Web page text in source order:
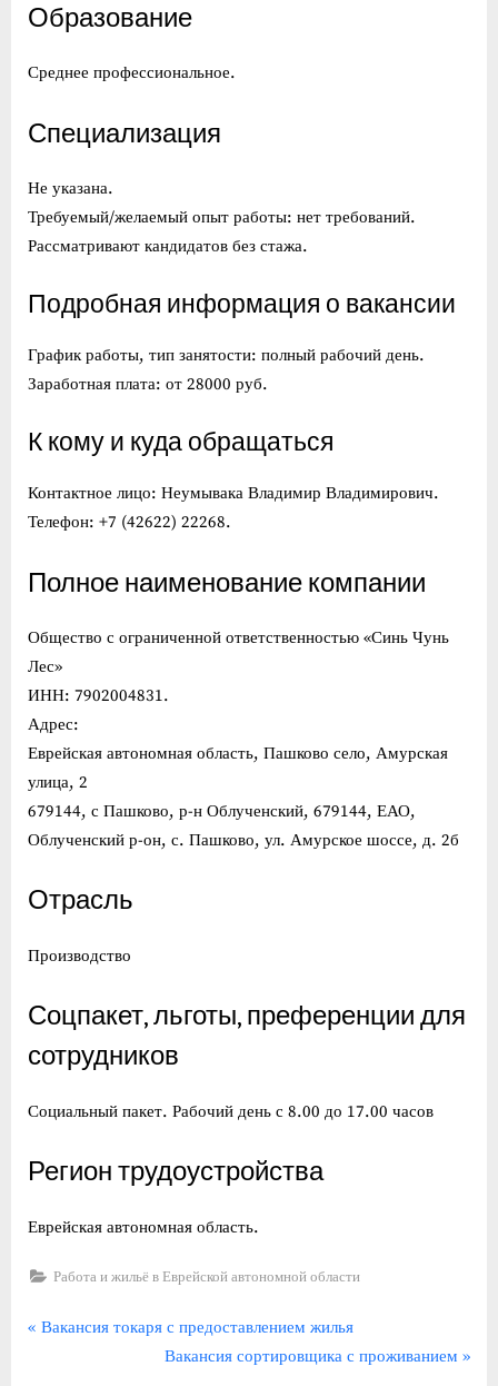
Образование
Среднее профессиональное.
Специализация
Не указана.
Требуемый/желаемый опыт работы: нет требований.
Рассматривают кандидатов без стажа.
Подробная информация о вакансии
График работы, тип занятости: полный рабочий день.
Заработная плата: от 28000 руб.
К кому и куда обращаться
Контактное лицо: Неумывака Владимир Владимирович.
Телефон: +7 (42622) 22268.
Полное наименование компании
Общество с ограниченной ответственностью «Синь Чунь
Лес»
ИНН: 7902004831.
Адрес:
Еврейская автономная область, Пашково село, Амурская
улица, 2
679144, с Пашково, р-н Облученский, 679144, ЕАО,
Облученский р-он, с. Пашково, ул. Амурское шоссе, д. 2б
Отрасль
Производство
Соцпакет, льготы, преференции для
сотрудников
Социальный пакет. Рабочий день с 8.00 до 17.00 часов
Регион трудоустройства
Еврейская автономная область.
Работа и жильё в Еврейской автономной области
Навигация
П
Вакансия токаря с предоставлением жилья
С
Вакансия сортировщика с проживанием